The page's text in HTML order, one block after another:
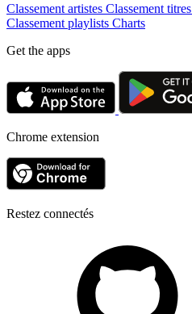
Classement artistes Classement titres
Classement playlists Charts
Get the apps
Chrome extension
Restez connectés